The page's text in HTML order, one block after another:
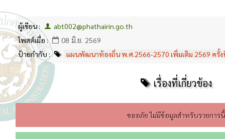
ผู้เขียน :
abt002@phathairin.go.th
โพสต์เมื่อ :
08 มิ.ย. 2569
ป้ายกำกับ :
แผนพัฒนาท้องถิ่น พ.ศ.2566-2570 เพิ่มเติม 2569 ครั้
เรื่องที่เกี่ยวข้อง
ขออภัย ไม่มีข้อมูลสำหรับรายการนี้